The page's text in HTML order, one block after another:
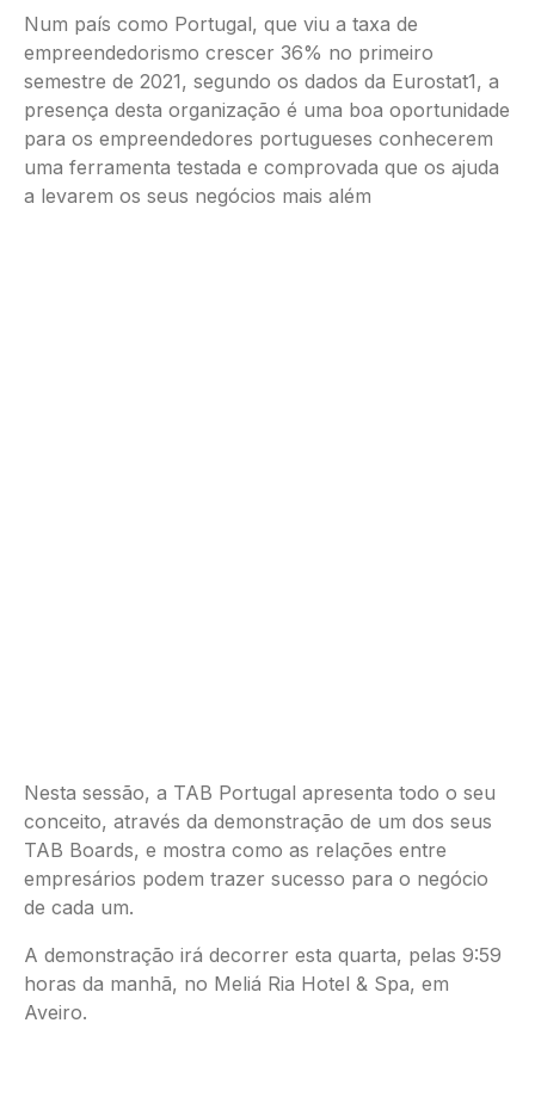
Num país como Portugal, que viu a taxa de
empreendedorismo crescer 36% no primeiro
semestre de 2021, segundo os dados da Eurostat1, a
presença desta organização é uma boa oportunidade
para os empreendedores portugueses conhecerem
uma ferramenta testada e comprovada que os ajuda
a levarem os seus negócios mais além
Nesta sessão, a TAB Portugal apresenta todo o seu
conceito, através da demonstração de um dos seus
TAB Boards, e mostra como as relações entre
empresários podem trazer sucesso para o negócio
de cada um.
A demonstração irá decorrer esta quarta, pelas 9:59
horas da manhã, no Meliá Ria Hotel & Spa, em
Aveiro.